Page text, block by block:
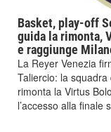
Basket, play-off
guida la rimonta,
e raggiunge
La Reyer Venezia
Taliercio: la
rimonta la Virtus
l’accesso alla finale